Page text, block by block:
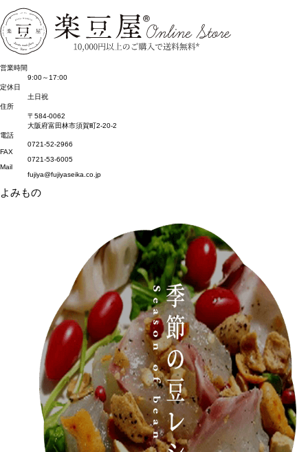
営業時間
9:00～17:00
定休日
土日祝
住所
〒584-0062
大阪府富田林市須賀町2-20-2
電話
0721-52-2966
FAX
0721-53-6005
Mail
fujiya@fujiyaseika.co.jp
よみもの